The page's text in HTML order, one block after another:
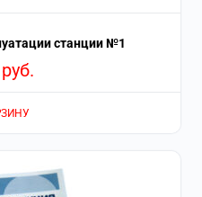
станции №1
руб.